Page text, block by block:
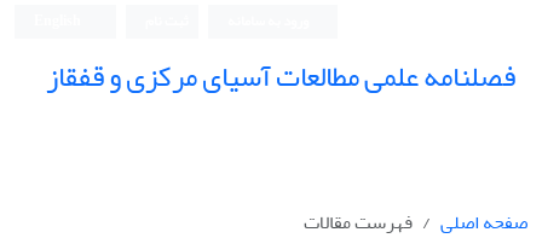
فصلنامه علمی مطالعات آسیای مرکزی و قفقاز
صفحه اصلی
فهرست مقالات